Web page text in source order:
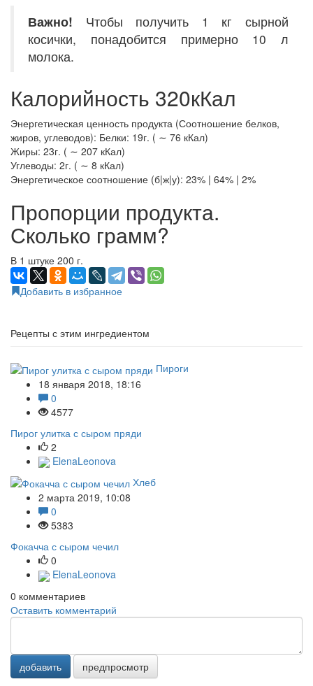
Важно! Чтобы получить 1 кг сырной
косички, понадобится примерно 10 л
молока.
Калорийность 320кКал
Энергетическая ценность продукта (Соотношение белков,
жиров, углеводов): Белки: 19г. ( ∼ 76 кКал)
Жиры: 23г. ( ∼ 207 кКал)
Углеводы: 2г. ( ∼ 8 кКал)
Энергетическое соотношение (б|ж|у): 23% | 64% | 2%
Пропорции продукта.
Сколько грамм?
В 1 штуке 200 г.
Добавить в избранное
Рецепты с этим ингредиентом
Пироги
18 января 2018, 18:16
0
4577
Пирог улитка с сыром пряди
2
ElenaLeonova
Хлеб
2 марта 2019, 10:08
0
5383
Фокачча с сыром чечил
0
ElenaLeonova
0 комментариев
Оставить комментарий
добавить предпросмотр